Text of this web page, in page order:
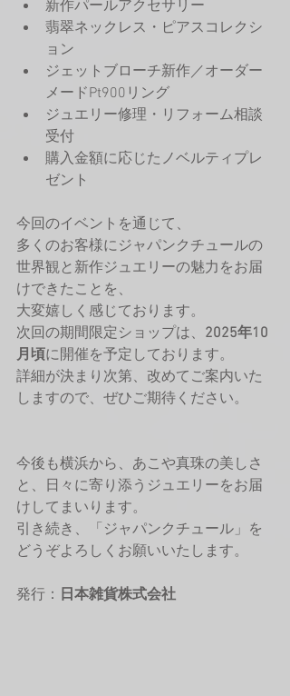
新作パールアクセサリー
翡翠ネックレス・ピアスコレクシ
ョン
ジェットブローチ新作／オーダー
メードPt900リング
ジュエリー修理・リフォーム相談
受付
購入金額に応じたノベルティプレ
ゼント
今回のイベントを通じて、
多くのお客様にジャパンクチュールの
世界観と新作ジュエリーの魅力をお届
けできたことを、
大変嬉しく感じております。
次回の期間限定ショップは、 2025年10
月頃に開催を予定しております。
詳細が決まり次第、改めてご案内いた
しますので、ぜひご期待ください。
今後も横浜から、あこや真珠の美しさ
と、日々に寄り添うジュエリーをお届
けしてまいります。
引き続き、「ジャパンクチュール」を
どうぞよろしくお願いいたします。
発行： 日本雑貨株式会社